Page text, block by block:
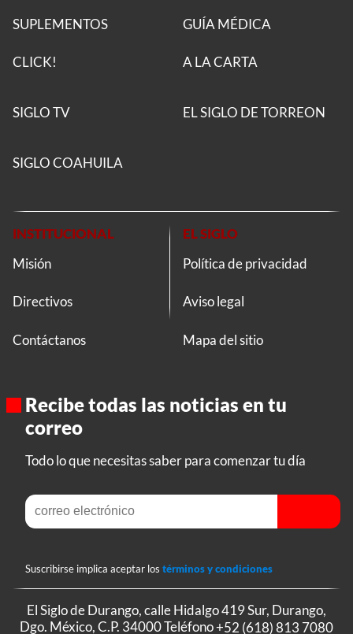
SUPLEMENTOS
CLICK!
GUÍA MÉDICA
A LA CARTA
SIGLO TV EL SIGLO DE TORREON
SIGLO COAHUILA
INSTITUCIONAL
Misión
Directivos
Contáctanos
EL SIGLO
Política de privacidad
Aviso legal
Mapa del sitio
Recibe todas las noticias en tu
correo
Todo lo que necesitas saber para comenzar tu día
Suscribirse implica aceptar los términos y condiciones
El Siglo de Durango, calle Hidalgo 419 Sur, Durango,
Dgo. México, C.P. 34000 Teléfono+52 (618) 813 7080